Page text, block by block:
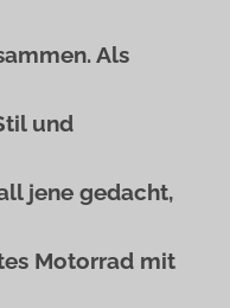
Als
und
jene gedacht,
Motorrad mit